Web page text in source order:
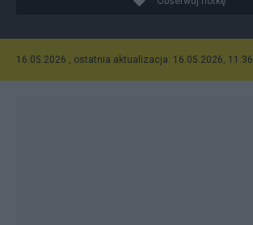
16.05.2026 , ostatnia aktualizacja: 16.05.2026, 11:36